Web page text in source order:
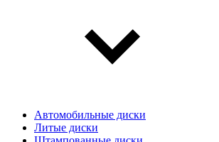
Автомобильные диски
Литые диски